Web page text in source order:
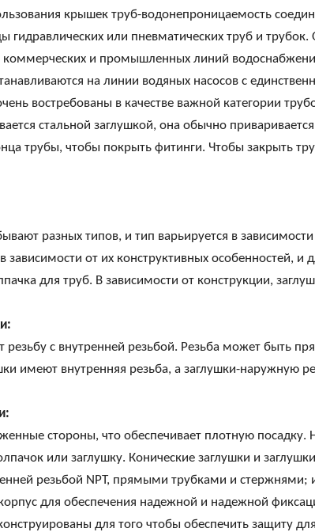
крышек труб-водонепроницаемость
гидравлических или пневматических труб и трубок.
коммерческих и промышленных линий
на линии водяных насосов с
востребованы в качестве важной категории
стальной заглушкой, она обычно
трубы, чтобы покрыть фитинги. Чтобы закрыть
разных типов, и тип варьируется в
зависимости от их конструктивных особенностей, и
для труб. В зависимости от конструкции,
резьбу с внутренней резьбой. Резьба может быть
имеют внутренняя резьба, а заглушки-наружную
стороны, что обеспечивает плотную
или заглушку. Конические заглушки и
резьбой NPT, прямыми трубками и
для обеспечения надежной и надежной
для того чтобы обеспечить защиту